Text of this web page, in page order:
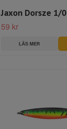
Jaxon Dorsze 1/0
59 kr
LÄS MER